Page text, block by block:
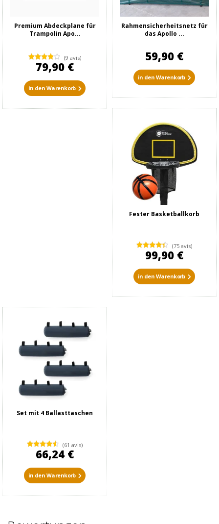
Premium Abdeckplane für
Trampolin Apo...
(9 avis)
79,90 €
in den Warenkorb
Rahmensicherheitsnetz für
das Apollo ...
59,90 €
in den Warenkorb
Fester Basketballkorb
(75 avis)
99,90 €
in den Warenkorb
Set mit 4 Ballasttaschen
(61 avis)
66,24 €
in den Warenkorb